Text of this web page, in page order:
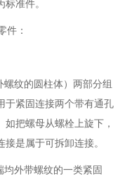
准件。
件：
纹的圆柱体）两部分组
于紧固连接两个带有通孔
把螺母从螺栓上旋下，
是属于可拆卸连接。
外带螺纹的一类紧固